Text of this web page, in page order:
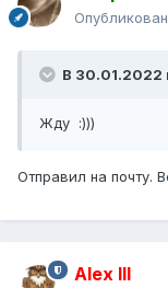
В 30.01.2022
Жду :)))
Отправил на почту.
Alex IlI